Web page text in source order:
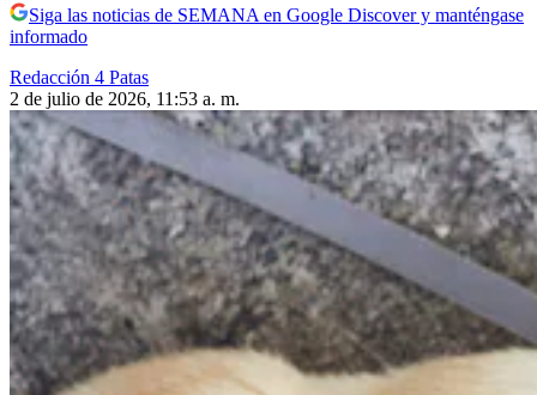
Siga las noticias de SEMANA en Google Discover y manténgase
informado
Redacción 4 Patas
2 de julio de 2026, 11:53 a. m.